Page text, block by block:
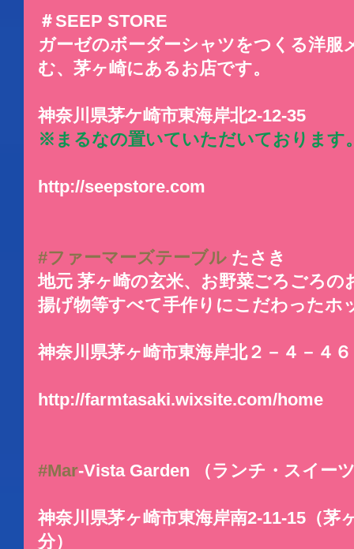
＃SEEP STORE
ガーゼのボーダーシャツをつくる洋服
む、茅ヶ崎にあるお店です。
神奈川県茅ケ崎市東海岸北2-12-35
※まるなの置いていただいております
http://seepstore.com
#ファーマーズテーブル たさき
地元 茅ヶ崎の玄米、お野菜ごろごろの
揚げ物等すべて手作りにこだわったホ
神奈川県茅ヶ崎市東海岸北２－４－４６
http://farmtasaki.wixsite.com/home
#Mar-Vista Garden （ランチ・スイー
神奈川県茅ヶ崎市東海岸南2-11-15（茅
分）